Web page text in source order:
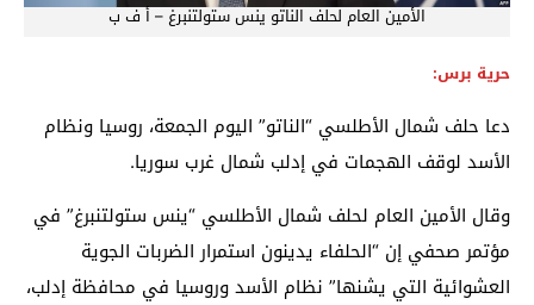
الأمين العام لحلف الناتو ينس ستولتنبرغ – أ ف ب
حرية برس:
دعا حلف شمال الأطلسي “الناتو” اليوم الجمعة، روسيا ونظام
الأسد لوقف الهجمات في إدلب شمال غرب سوريا.
وقال الأمين العام لحلف شمال الأطلسي “ينس ستولتنبرغ” في
مؤتمر صحفي إن “الحلفاء يدينون استمرار الضربات الجوية
العشوائية التي يشنها” نظام الأسد وروسيا في محافظة إدلب،